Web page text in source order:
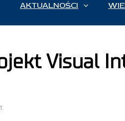
AKTUALNOŚCI
Visual